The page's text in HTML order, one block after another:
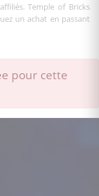
Temple of Bricks
un achat en passant
pour cette